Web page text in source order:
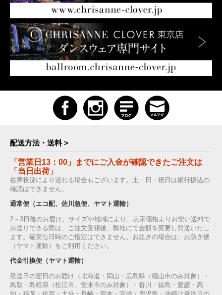
配送方法・送料 >
「営業日13：00」までにご入金が確認できたご注文は
「当日出荷」
在庫状況により遅れる場合もございます。土・日・祝日は銀行振込の
確認はできません。
通常便（エコ配、佐川急便、ヤマト運輸）
2～3日後のお届け。サイズや地域により、表示価格よりお安い送料で
お送りできる際は、ご注文受領後、弊社にて金額を変更し発送いたし
ます。確実な日時のご指定はできません。お急ぎの場合は、お急ぎ便
（ヤマト運輸）をご利用ください。
代金引換便（ヤマト運輸）
発送日の翌日のお届け（北海道・岡山・広島県（福山市のみ対象）・
鳥取・島根県（松江市、安来市のみ対象）・香川・徳島・愛媛・高